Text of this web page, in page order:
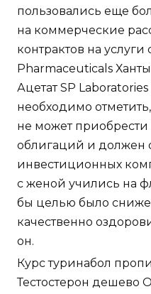
пользовались еще
на коммерческие
контрактов на
Pharmaceuticals
Ацетат SP
необходимо
не может
облигаций и должен
инвестиционных
с женой учились на
бы целью было
качественно
он.
Курс туринабол
Тестостерон дешево